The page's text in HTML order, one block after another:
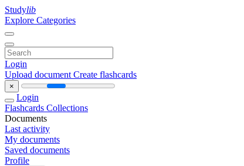
Studylib
Explore Categories
Login
Upload document Create flashcards
×
Login
Flashcards Collections
Documents
Last activity
My documents
Saved documents
Profile